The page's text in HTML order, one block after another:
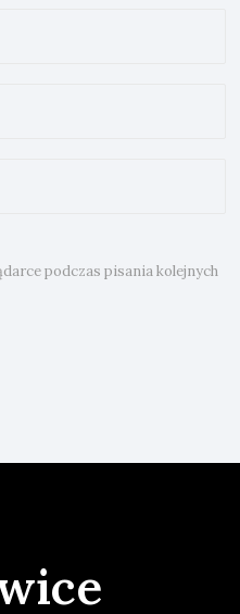
podczas pisania kolejnych